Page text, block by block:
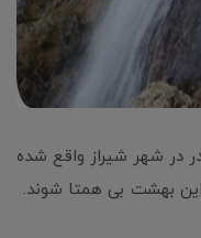
در شهر شیراز واقع شده
این بهشت بی همتا شوند.